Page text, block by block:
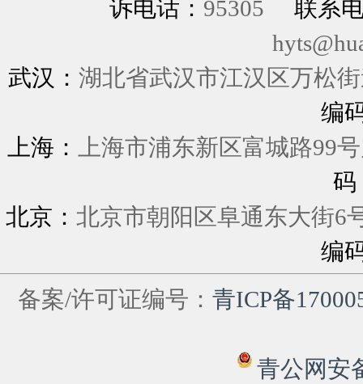
诉电话： 95305
联系
武汉： 湖北省武汉市江汉区万松
编
上海：
上海市浦东新区富
码
北京： 北京市朝阳区阜通东大
编
备案/许可证编号： 青ICP备
青公网安